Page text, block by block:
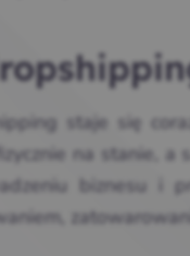
staje się
na stanie, a
biznesu i